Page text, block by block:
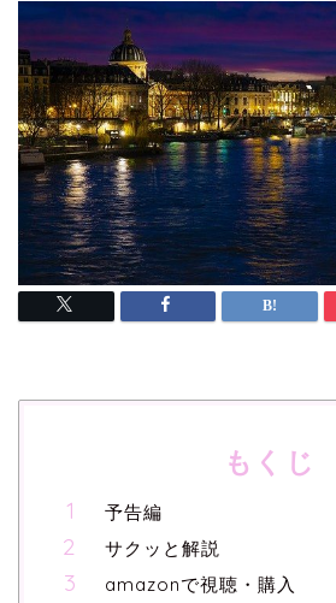
もくじ
予告編
サクッと解説
amazonで視聴・購入